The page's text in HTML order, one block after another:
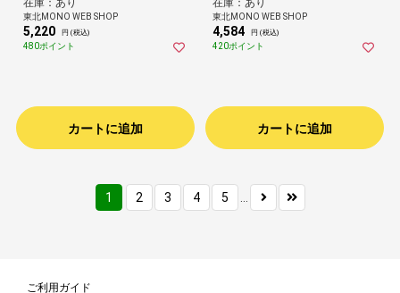
在庫：あり
東北MONO WEB SHOP
5,220 円 (税込)
480ポイント
カートに追加
在庫：あり
東北MONO WEB SHOP
4,584 円 (税込)
420ポイント
カートに追加
1 2 3 4 5 ...
ご利用ガイド